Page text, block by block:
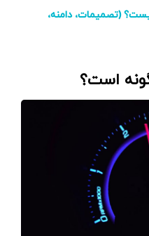
(تصمیمات، دامنه،
است؟